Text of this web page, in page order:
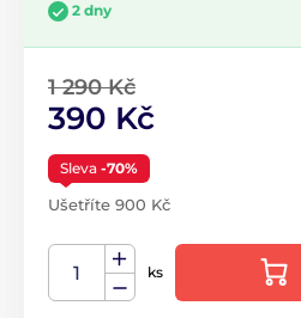
2 dny
1 290 Kč
390 Kč
Sleva -70%
Ušetříte 900 Kč
ks